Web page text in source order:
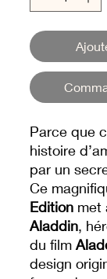
Parce que
histoire
par un
Ce
Edition met
Aladdin,
du film
design